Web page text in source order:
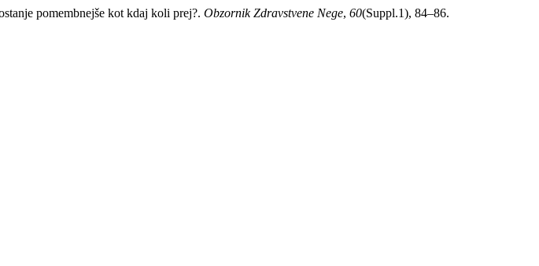
pomembnejše kot kdaj koli prej?. Obzornik Zdravstvene Nege, 60(Suppl.1), 84–86.